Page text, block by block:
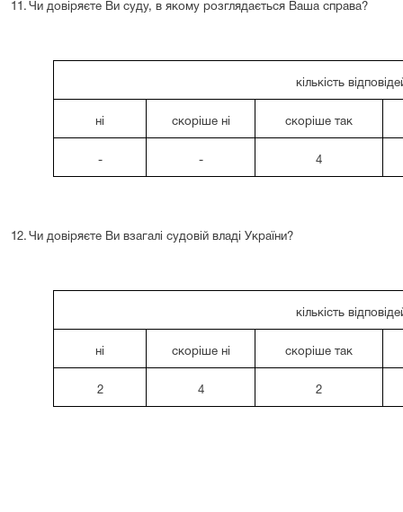
11. Чи довіряєте Ви суду, в якому розглядається Ваша справа?
кількість
ні скоріше ні скоріше так
- - 4
12. Чи довіряєте Ви взагалі судовій владі України?
кількість
ні скоріше ні скоріше так
2 4 2